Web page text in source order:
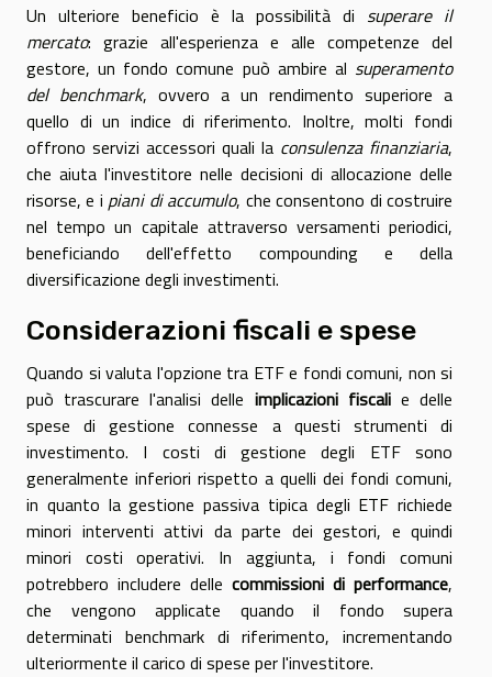
Un ulteriore beneficio è la possibilità di superare il
mercato: grazie all'esperienza e alle competenze del
gestore, un fondo comune può ambire al superamento
del benchmark, ovvero a un rendimento superiore a
quello di un indice di riferimento. Inoltre, molti fondi
offrono servizi accessori quali la consulenza finanziaria,
che aiuta l'investitore nelle decisioni di allocazione delle
risorse, e i piani di accumulo, che consentono di costruire
nel tempo un capitale attraverso versamenti periodici,
beneficiando dell'effetto compounding e della
diversificazione degli investimenti.
Considerazioni fiscali e spese
Quando si valuta l'opzione tra ETF e fondi comuni, non si
può trascurare l'analisi delle implicazioni fiscalie delle
spese di gestione connesse a questi strumenti di
investimento. I costi di gestione degli ETF sono
generalmente inferiori rispetto a quelli dei fondi comuni,
in quanto la gestione passiva tipica degli ETF richiede
minori interventi attivi da parte dei gestori, e quindi
minori costi operativi. In aggiunta, i fondi comuni
potrebbero includere delle commissioni di performance,
che vengono applicate quando il fondo supera
determinati benchmark di riferimento, incrementando
ulteriormente il carico di spese per l'investitore.